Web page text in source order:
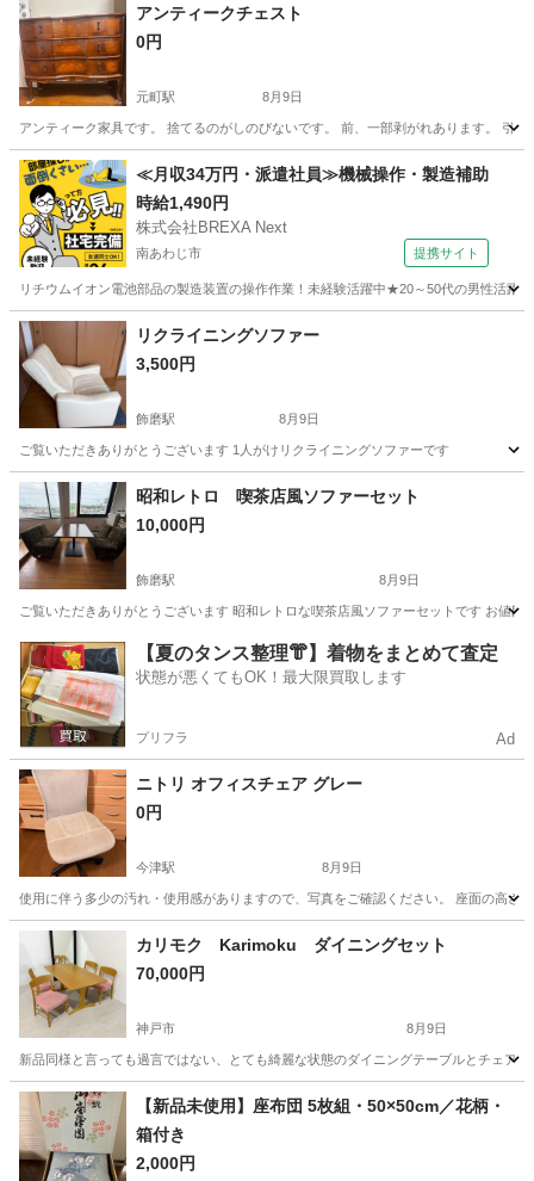
アンティークチェスト
0円
元町駅 8月9日
アンティーク家具です。 捨てるのがしのびないです。 前、一部剥がれあります。 引
兵庫 神戸市 元町駅 収納家具
≪月収34万円・派遣社員≫機械操作・製造補助
時給1,490円
株式会社BREXA Next
南あわじ市 提携サイト
リチウムイオン電池部品の製造装置の操作作業！未経験活躍中★20～50代の男性活
兵庫 南あわじ市 その他
リクライニングソファー
3,500円
飾磨駅 8月9日
ご覧いただきありがとうございます 1人がけリクライニングソファーです
兵庫 姫路市 飾磨駅 ソファ リクライニング
昭和レトロ 喫茶店風ソファーセット
10,000円
飾磨駅 8月9日
ご覧いただきありがとうございます 昭和レトロな喫茶店風ソファーセットです お値段
兵庫 姫路市 飾磨駅 椅子
【夏のタンス整理👘】着物をまとめて査定
状態が悪くてもOK！最大限買取します
プリフラ Ad
ニトリ オフィスチェア グレー
0円
今津駅 8月9日
使用に伴う多少の汚れ・使用感がありますので、写真をご確認ください。 座面の高
兵庫 西宮市 今津駅
カリモク Karimoku ダイニングセット
70,000円
神戸市 8月9日
新品同様と言っても過言ではない、とても綺麗な状態のダイニングテーブルとチェア
兵庫 神戸市 ダイニングセット
【新品未使用】座布団 5枚組・50×50cm／花柄・
箱付き
2,000円